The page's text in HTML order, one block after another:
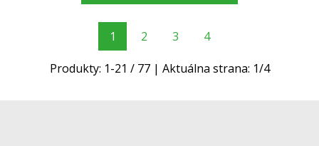
1 2 3 4
Produkty: 1-21 / 77| Aktuálna strana: 1/4